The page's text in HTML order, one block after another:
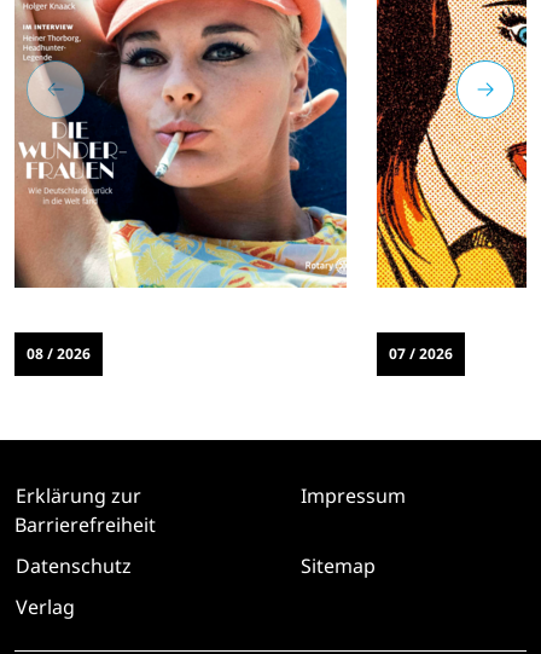
08 / 2026 07 / 2026
Erklärung zur
Barrierefreiheit
Impressum
Datenschutz
Sitemap
Verlag